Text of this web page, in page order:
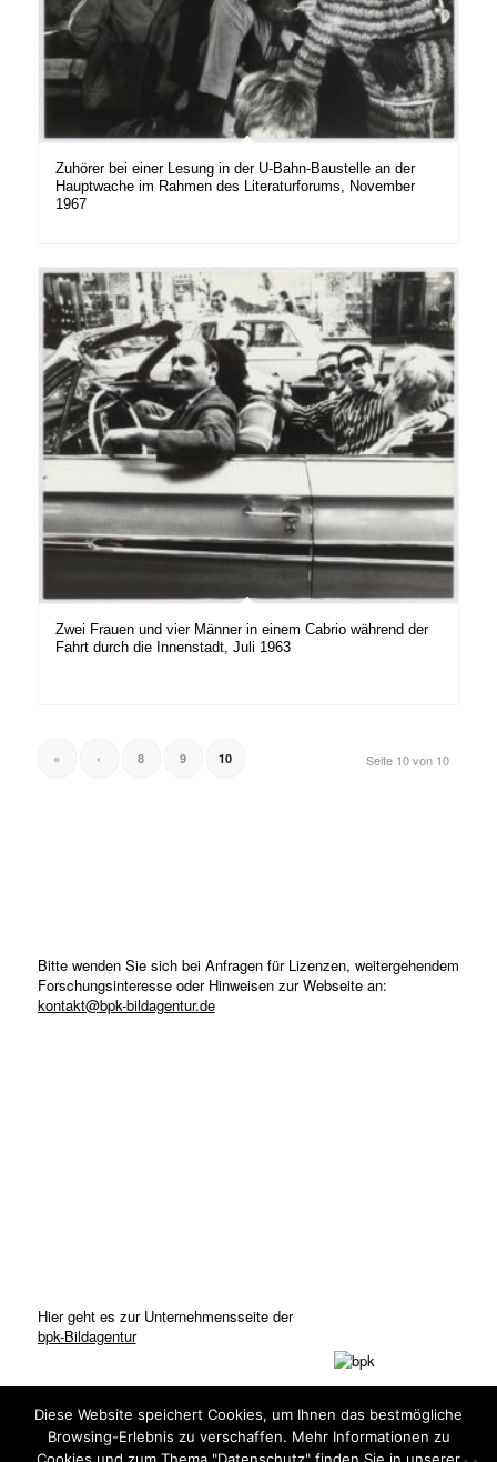
Zuhörer bei einer Lesung in der U-Bahn-Baustelle an der
Hauptwache im Rahmen des Literaturforums, November
1967
Zwei Frauen und vier Männer in einem Cabrio während der
Fahrt durch die Innenstadt, Juli 1963
Seite 10 von 10
« ‹ 8 9 10
Bitte wenden Sie sich bei Anfragen für Lizenzen, weitergehendem
Forschungsinteresse oder Hinweisen zur Webseite an:
kontakt@bpk-bildagentur.de
Hier geht es zur Unternehmensseite der
bpk-Bildagentur
Diese Website speichert Cookies, um Ihnen das bestmögliche
Browsing-Erlebnis zu verschaffen. Mehr Informationen zu